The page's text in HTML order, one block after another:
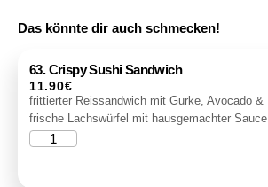
Das könnte dir auch schmecken!
63. Crispy Sushi Sandwich
11.90€
frittierter Reissandwich mit Gurke, Avocado &
frische Lachswürfel mit hausgemachter Sauce